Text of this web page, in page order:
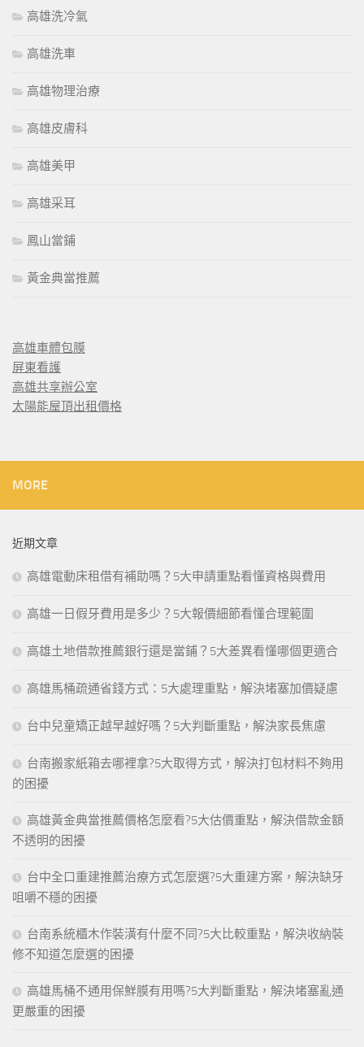
高雄洗冷氣
高雄洗車
高雄物理治療
高雄皮膚科
高雄美甲
高雄采耳
鳳山當鋪
黃金典當推薦
高雄車體包膜
屏東看護
高雄共享辦公室
太陽能屋頂出租價格
MORE
近期文章
高雄電動床租借有補助嗎？5大申請重點看懂資格與費用
高雄一日假牙費用是多少？5大報價細節看懂合理範圍
高雄土地借款推薦銀行還是當鋪？5大差異看懂哪個更適合
高雄馬桶疏通省錢方式：5大處理重點，解決堵塞加價疑慮
台中兒童矯正越早越好嗎？5大判斷重點，解決家長焦慮
台南搬家紙箱去哪裡拿?5大取得方式，解決打包材料不夠用
的困擾
高雄黃金典當推薦價格怎麼看?5大估價重點，解決借款金額
不透明的困擾
台中全口重建推薦治療方式怎麼選?5大重建方案，解決缺牙
咀嚼不穩的困擾
台南系統櫃木作裝潢有什麼不同?5大比較重點，解決收納裝
修不知道怎麼選的困擾
高雄馬桶不通用保鮮膜有用嗎?5大判斷重點，解決堵塞亂通
更嚴重的困擾